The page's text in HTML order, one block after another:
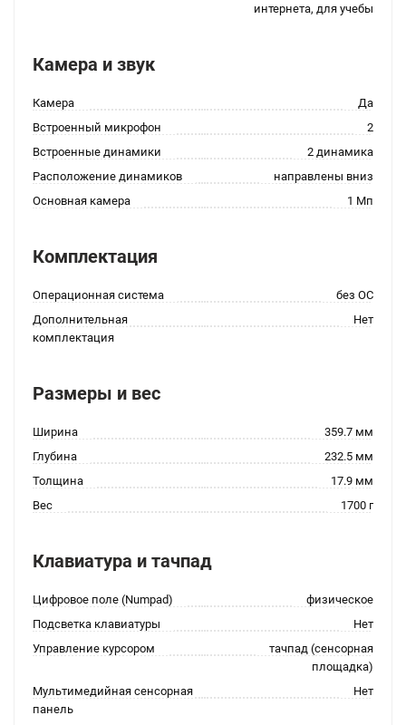
интернета, для учебы
Камера и звук
Камера
Да
Встроенный микрофон
2
Встроенные динамики
2 динамика
Расположение динамиков
направлены вниз
Основная камера
1 Мп
Комплектация
Операционная система
без ОС
Дополнительная
комплектация
Нет
Размеры и вес
Ширина
359.7 мм
Глубина
232.5 мм
Толщина
17.9 мм
Вес
1700 г
Клавиатура и тачпад
Цифровое поле (Numpad)
физическое
Подсветка клавиатуры
Нет
Управление курсором
тачпад (сенсорная
площадка)
Мультимедийная сенсорная
панель
Нет